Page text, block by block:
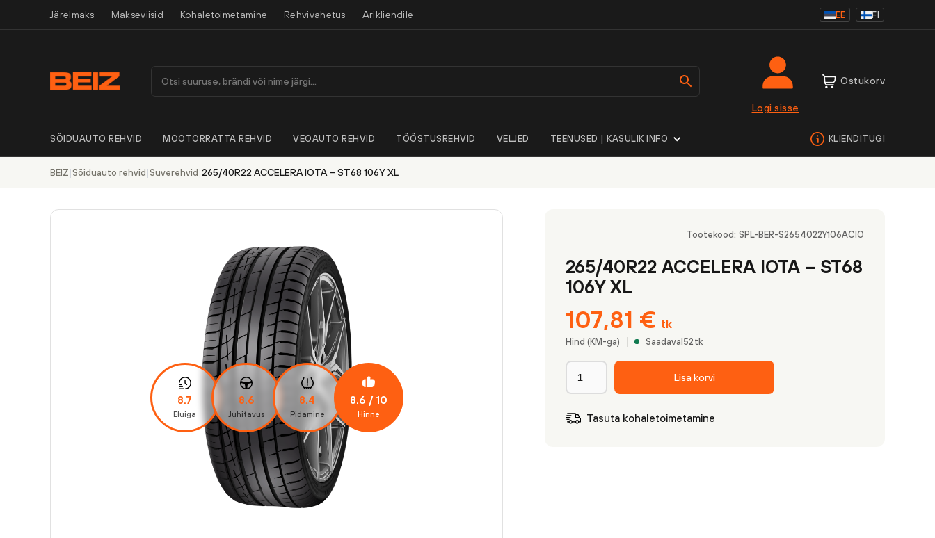
Järelmaks Makseviisid Kohaletoimetamine Rehvivahetus Ärikliendile EE FI
Logi sisse
Ostukorv
SÕIDUAUTO REHVID MOOTORRATTA REHVID VEOAUTO REHVID TÖÖSTUSREHVID VELJED TEENUSED | KASULIK INFO KLIENDITUGI
BEIZ | Sõiduauto rehvid | Suverehvid |265/40R22 ACCELERA IOTA – ST68 106Y XL
8.7
Eluiga
8.6
Juhitavus
8.4
Pidamine
8.6 / 10
Hinne
Tootekood: SPL-BER-S2654022Y106ACIO
265/40R22 ACCELERA IOTA – ST68
106Y XL
107,81 € tk
Hind (KM-ga) Saadaval 52 tk
Lisa korvi
Tasuta kohaletoimetamine